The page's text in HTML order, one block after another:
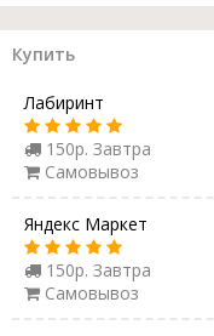
Купить
Лабиринт
150р. Завтра
Самовывоз
Яндекс Маркет
150р. Завтра
Самовывоз